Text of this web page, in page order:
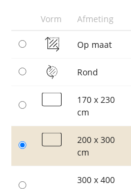
Vorm Afmeting
Op maat
Rond
170 x 230
cm
200 x 300
cm
300 x 400